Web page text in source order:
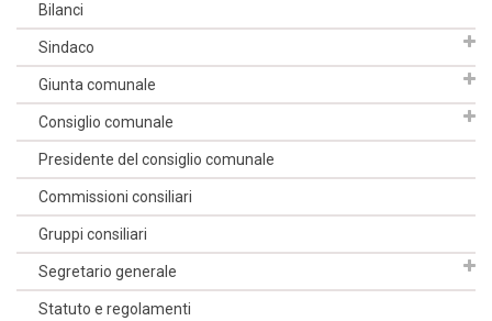
Bilanci
Sindaco
Giunta comunale
Consiglio comunale
Presidente del consiglio comunale
Commissioni consiliari
Gruppi consiliari
Segretario generale
Statuto e regolamenti